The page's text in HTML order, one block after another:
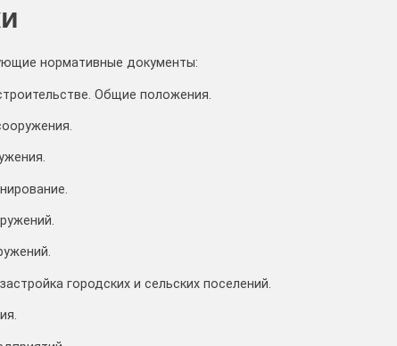
нормативные документы:
Общие положения.
городских и сельских поселений.